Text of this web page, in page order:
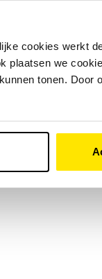
cookies werkt
plaatsen we
tonen. Door